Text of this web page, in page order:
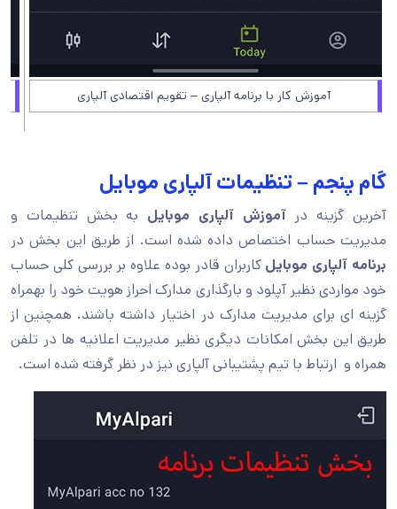
آموزش کار با برنامه آلپاری – تقویم اقتصادی آلپاری
گام پنجم – تنظیمات آلپاری موبایل
آخرین گزینه درآموزش آلپاری موبایل به بخش تنظیمات و
مدیریت حساب اختصاص داده شده است. از طریق این بخش در
برنامه آلپاری موبایل کاربران قادر بوده علاوه بر بررسی کلی حساب
خود مواردی نظیر آپلود و بارگذاری مدارک احراز هویت خود را بهمراه
گزینه ای برای مدیریت مدارک در اختیار داشته باشند. همچنین از
طریق این بخش امکانات دیگری نظیر مدیریت اعلانیه ها در تلفن
همراه و ارتباط با تیم پشتیبانی آلپاری نیز در نظر گرفته شده است.